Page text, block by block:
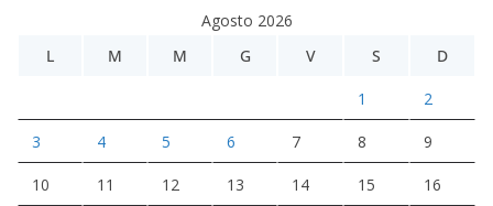
Agosto 2026
L
M M G V S D
1 2
3 4 5 6 7 8 9
10 11 12 13 14 15 16